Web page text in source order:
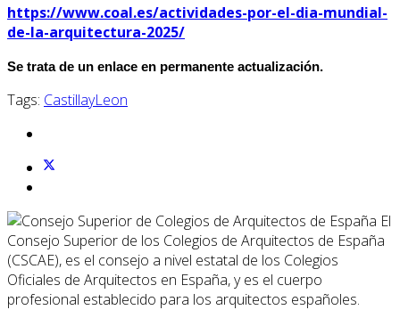
https://www.coal.es/actividades-por-el-dia-mundial-
de-la-arquitectura-2025/
Se trata de un enlace en permanente actualización.
Tags: CastillayLeon
El
Consejo Superior de los Colegios de Arquitectos de España
(CSCAE), es el consejo a nivel estatal de los Colegios
Oficiales de Arquitectos en España, y es el cuerpo
profesional establecido para los arquitectos españoles.